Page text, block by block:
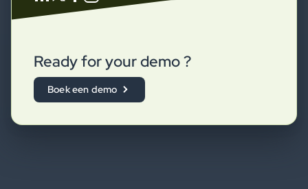
Ready for your demo ?
Boek een demo